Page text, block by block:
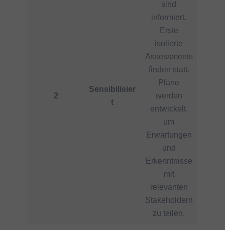
2
Sensibilisier
t
sind
informiert.
Erste
isolierte
Assessments
finden statt.
Pläne
werden
entwickelt,
um
Erwartungen
und
Erkenntnisse
mit
relevanten
Stakeholdern
zu teilen.